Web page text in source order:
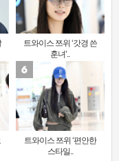
트와이스 쯔위 ‘갓경 쓴
훈녀’..
트와이스 쯔위 ‘편안한
스타일..